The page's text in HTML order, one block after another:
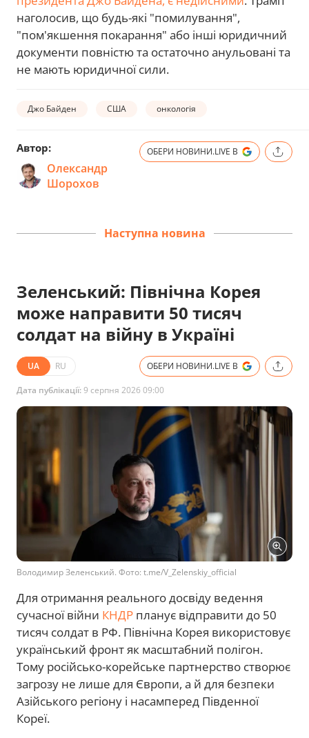
наголосив, що будь-які "помилування",
"пом'якшення покарання" або інші юридичний
документи повністю та остаточно анульовані та
не мають юридичної сили.
Джо Байден США онкологія
Автор:
Олександр
Шорохов
ОБЕРИ НОВИНИ.LIVE В
Наступна новина
Зеленський: Північна Корея
може направити 50 тисяч
солдат на війну в Україні
UA RU ОБЕРИ НОВИНИ.LIVE В
Дата публікації:9 серпня 2026 09:00
Володимир Зеленський. Фото: t.me/V_Zelenskiy_official
Для отримання реального досвіду ведення
сучасної війни КНДР планує відправити до 50
тисяч солдат в РФ. Північна Корея використовує
український фронт як масштабний полігон.
Тому російсько-корейське партнерство створює
загрозу не лише для Європи, а й для безпеки
Азійського регіону і насамперед Південної
Кореї.